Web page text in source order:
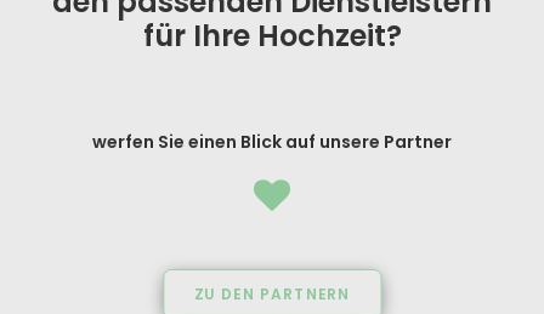
für Ihre Hochzeit?
werfen Sie einen Blick auf unsere Partner
ZU DEN PARTNERN